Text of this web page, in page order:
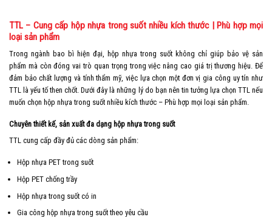
TTL – Cung cấp hộp nhựa trong suốt nhiều kích thước | Phù hợp mọi
loại sản phẩm
Trong ngành bao bì hiện đại, hộp nhựa trong suốt không chỉ giúp bảo vệ sản
phẩm mà còn đóng vai trò quan trọng trong việc nâng cao giá trị thương hiệu. Để
đảm bảo chất lượng và tính thẩm mỹ, việc lựa chọn một đơn vị gia công uy tín như
TTL là yếu tố then chốt. Dưới đây là những lý do bạn nên tin tưởng lựa chọn TTL nếu
muốn chọn hộp nhựa trong suốt nhiều kích thước – Phù hợp mọi loại sản phẩm.
Chuyên thiết kế, sản xuất đa dạng hộp nhựa trong suốt
TTL cung cấp đầy đủ các dòng sản phẩm:
Hộp nhựa PET trong suốt
Hộp PET chống trầy
Hộp nhựa trong suốt có in
Gia công hộp nhựa trong suốt theo yêu cầu